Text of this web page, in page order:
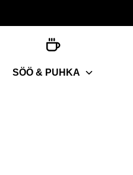
SÖÖ & PUHKA